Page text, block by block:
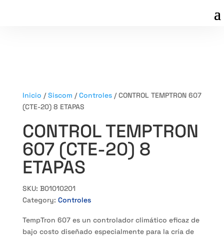
Inicio /Siscom /Controles/ CONTROL TEMPTRON 607
(CTE-20) 8 ETAPAS
CONTROL TEMPTRON
607 (CTE-20) 8
ETAPAS
SKU: B01010201
Category: Controles
TempTron 607 es un controlador climático eficaz de
bajo costo diseñado especialmente para la cría de